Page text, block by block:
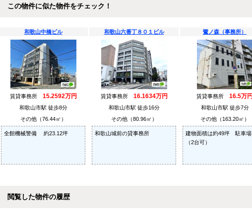
この物件に似た物件をチェック！
和歌山中橋ビル
賃貸事務所 15.2592万円
和歌山市駅 徒歩8分
その他（76.44㎡）
全館機械警備 約23.12坪
和歌山六番丁８０１ビル
賃貸事務所 16.1634万円
和歌山市駅 徒歩16分
その他（80.96㎡）
和歌山城前の貸事務所
鷺ノ森（事務所）
賃貸事務所 16.5万円
和歌山市駅 徒歩7分
その他（163.20㎡）
建物面積は約49坪 駐車場
（2台可）
閲覧した物件の履歴